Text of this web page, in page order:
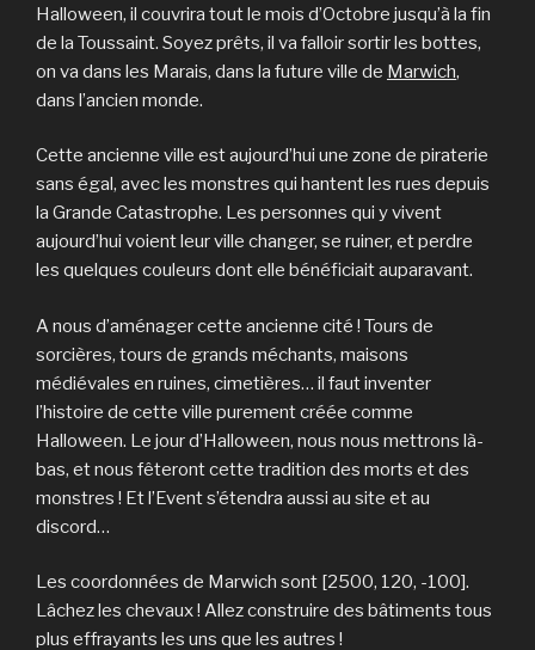
Halloween, il couvrira tout le mois d’Octobre jusqu’à la fin
de la Toussaint. Soyez prêts, il va falloir sortir les bottes,
on va dans les Marais, dans la future ville de Marwich,
dans l’ancien monde.
Cette ancienne ville est aujourd’hui une zone de piraterie
sans égal, avec les monstres qui hantent les rues depuis
la Grande Catastrophe. Les personnes qui y vivent
aujourd’hui voient leur ville changer, se ruiner, et perdre
les quelques couleurs dont elle bénéficiait auparavant.
A nous d’aménager cette ancienne cité ! Tours de
sorcières, tours de grands méchants, maisons
médiévales en ruines, cimetières… il faut inventer
l’histoire de cette ville purement créée comme
Halloween. Le jour d’Halloween, nous nous mettrons là-
bas, et nous fêteront cette tradition des morts et des
monstres ! Et l’Event s’étendra aussi au site et au
discord…
Les coordonnées de Marwich sont [2500, 120, -100].
Lâchez les chevaux ! Allez construire des bâtiments tous
plus effrayants les uns que les autres !